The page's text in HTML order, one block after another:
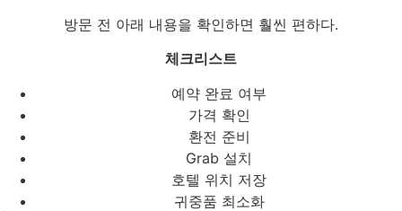
방문 전 아래 내용을 확인하면 훨씬 편하다.
체크리스트
예약 완료 여부
가격 확인
환전 준비
Grab 설치
호텔 위치 저장
귀중품 최소화